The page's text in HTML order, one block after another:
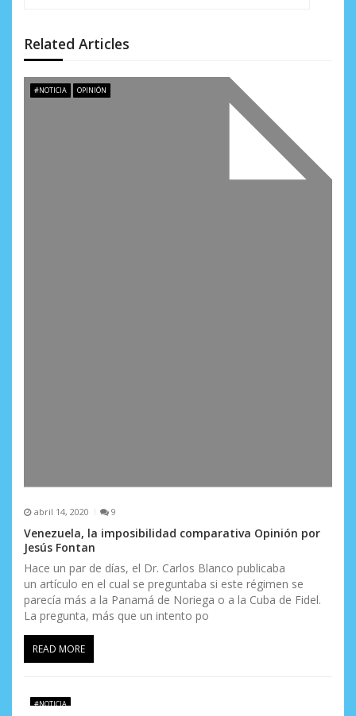
ó
n
d
Related Articles
#NOTICIA OPINIÓN
abril 14, 2020 9
Venezuela, la imposibilidad comparativa Opinión por
Jesús Fontan
Hace un par de días, el Dr. Carlos Blanco publicaba
un artículo en el cual se preguntaba si este régimen se
parecía más a la Panamá de Noriega o a la Cuba de Fidel.
La pregunta, más que un intento po
READ MORE
#NOTICIA